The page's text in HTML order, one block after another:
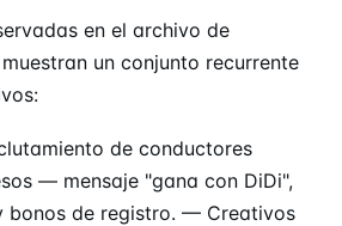
en el archivo de
muestran un conjunto recurrente
de conductores
— mensaje "gana con DiDi",
bonos de registro. — Creativos